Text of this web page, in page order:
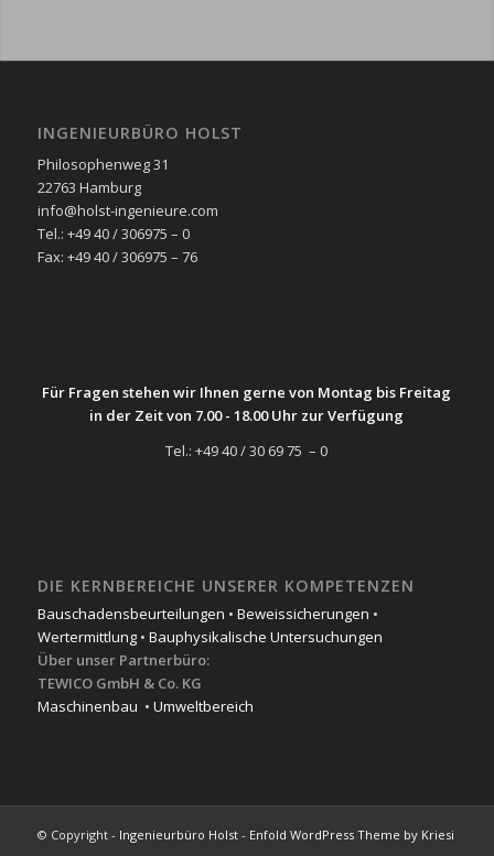
INGENIEURBÜRO HOLST
Philosophenweg 31
22763 Hamburg
info@holst-ingenieure.com
Tel.: +49 40 / 306975 – 0
Fax: +49 40 / 306975 – 76
Für Fragen stehen wir Ihnen gerne von Montag bis Freitag
in der Zeit von 7.00 - 18.00 Uhr zur Verfügung
Tel.: +49 40 / 30 69 75 – 0
DIE KERNBEREICHE UNSERER KOMPETENZEN
Bauschadensbeurteilungen • Beweissicherungen •
Wertermittlung• Bauphysikalische Untersuchungen
Über unser Partnerbüro:
TEWICO GmbH & Co. KG
Maschinenbau • Umweltbereich
© Copyright - Ingenieurbüro Holst- Enfold WordPress Theme by Kriesi